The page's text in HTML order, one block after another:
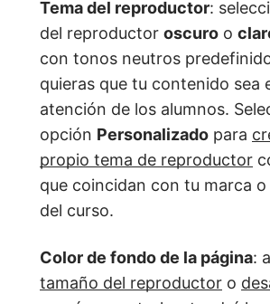
Tema del reproductor:
del reproductor oscuro o
con tonos neutros
quieras que tu contenido sea
atención de los alumnos.
opción Personalizado para
propio tema de reproductor
que coincidan con tu marca o
del curso.
Color de fondo de la página:
tamaño del reproductor o